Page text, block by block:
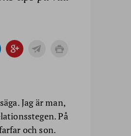
Jag är man,
På
och son.